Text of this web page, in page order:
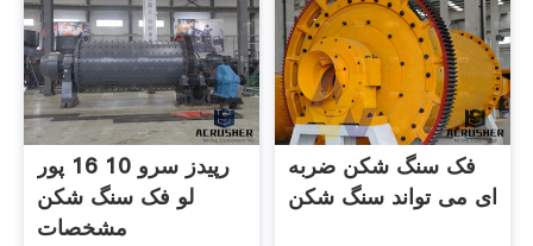
رپیدز سرو 10 16 پور
لو فک سنگ شکن
مشخصات
فک سنگ شکن ضربه
ای می تواند سنگ شکن